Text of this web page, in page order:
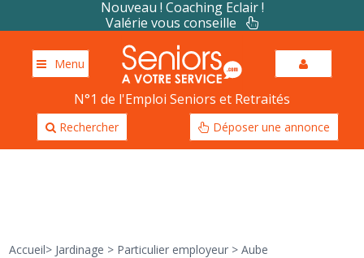
Nouveau ! Coaching Eclair !
Valérie vous conseille
Menu
N°1 de l'Emploi Seniors et Retraités
Rechercher Déposer une annonce
Accueil> Jardinage > Particulier employeur >Aube